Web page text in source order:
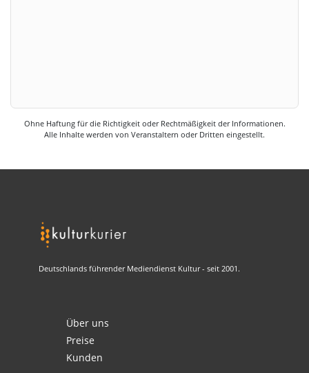
Ohne Haftung für die Richtigkeit oder Rechtmäßigkeit der Informationen.
Alle Inhalte werden von Veranstaltern oder Dritten eingestellt.
Deutschlands führender Mediendienst Kultur - seit 2001.
Über uns
Preise
Kunden